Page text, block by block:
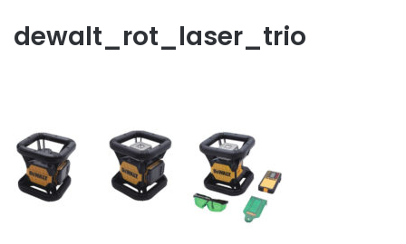
dewalt_rot_laser_trio